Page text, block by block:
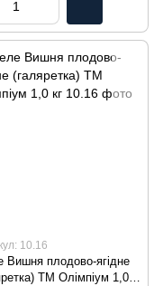
10.16
Вишня плодово-ягідне
ТМ Олімпіум 1,0